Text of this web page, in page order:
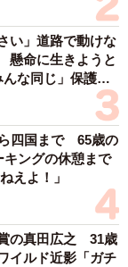
い」道路で動けな
命に生きようと
な同じ」保護団
四国まで 65歳の
ングの休憩まで
えよ！」
の真田広之 31歳
イルド近影「ガチ